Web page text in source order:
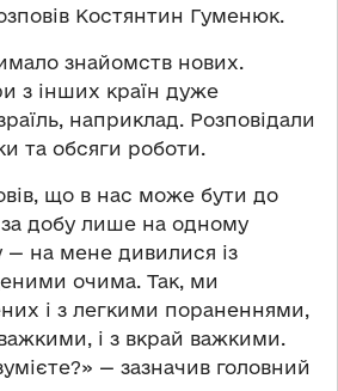
Костянтин Гуменюк.
знайомств нових.
з інших країн дуже
наприклад. Розповідали
та обсяги роботи.
що в нас може бути до
за добу лише на одному
на мене дивилися із
очима. Так, ми
і з легкими пораненнями,
і з вкрай важкими.
— зазначив головний